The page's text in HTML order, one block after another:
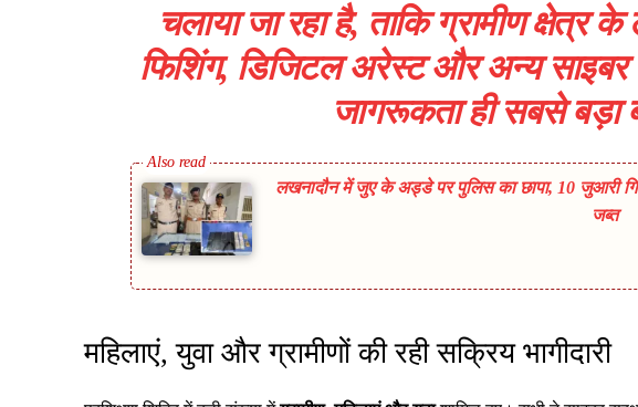
चलाया जा रहा है, ताकि ग्रामीण क्षेत्र
फिशिंग, डिजिटल अरेस्ट और अन्य
जागरूकता ही सबसे बड़ा
लखनादौन में जुए के अड्डे पर पुलिस का छापा, 10 जुआरी
जब्त
महिलाएं, युवा और ग्रामीणों की रही सक्रिय भागीदारी